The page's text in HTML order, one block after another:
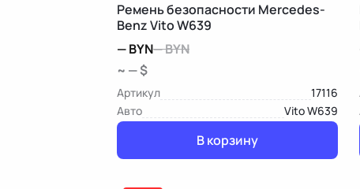
Ремень безопасности Mercedes-
Benz Vito W639
—BYN—BYN
~ — $
Артикул
17116
Авто
Vito W639
В корзину